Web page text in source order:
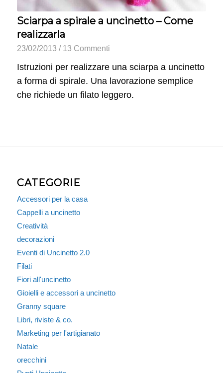
Sciarpa a spirale a uncinetto – Come
realizzarla
23/02/2013 / 13 Commenti
Istruzioni per realizzare una sciarpa a uncinetto
a forma di spirale. Una lavorazione semplice
che richiede un filato leggero.
CATEGORIE
Accessori per la casa
Cappelli a uncinetto
Creatività
decorazioni
Eventi di Uncinetto 2.0
Filati
Fiori all'uncinetto
Gioielli e accessori a uncinetto
Granny square
Libri, riviste & co.
Marketing per l'artigianato
Natale
orecchini